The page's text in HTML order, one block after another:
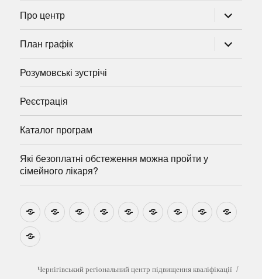
Про центр
підменю
План графік
підменю
Розумовські зустрічі
Реєстрація
Каталог програм
Які безоплатні обстеження можна пройти у
сімейного лікаря?
НовиниНавчально-
методичні
Ми
на
Звіти Про
центр
План
графік
Розумовські
зустрічі
Реєстрація
Які
безоплатні
можна
пройти
Чернігівський регіональний центр підвищення кваліфікації